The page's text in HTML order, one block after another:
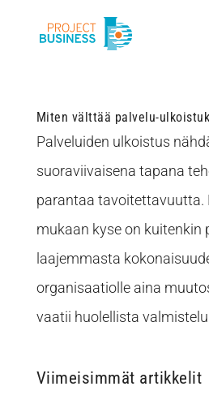
Miten välttää palvelu-
Palveluiden ulkoistus
suoraviivaisena tapana
parantaa tavoitettavuutta.
mukaan kyse on kuitenkin
laajemmasta
organisaatiolle aina
vaatii huolellista
Viimeisimmät artikkelit